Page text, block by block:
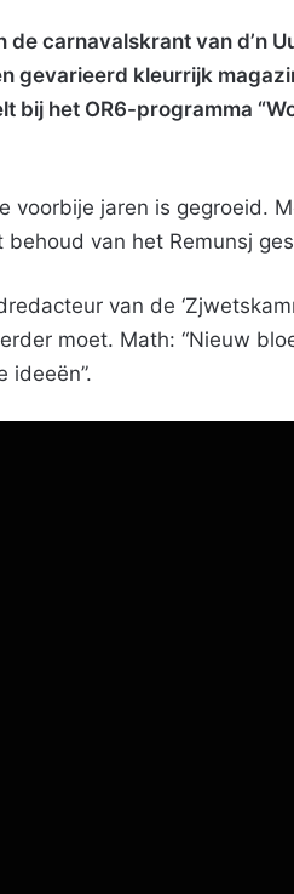
carnavalskrant van d’n
gevarieerd kleurrijk
het OR6-programma
voorbije jaren is gegroeid.
van het Remunsj
van de
moet. Math: “Nieuw
ideeën”.